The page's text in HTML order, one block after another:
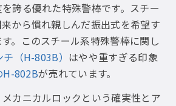
誇る優れた特殊警棒です。スチー
から慣れ親しんだ振出式を希望す
。このスチール系特殊警棒に関し
（H-803B） はやや重すぎる印象
H-802Bが売れています。
カニカルロックという確実性とア